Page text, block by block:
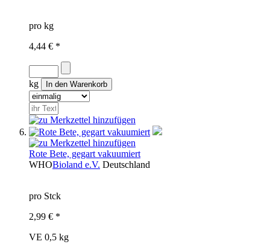
pro kg
4,44 € *
kg
Rote Bete, gegart vakuumiert
WHOBioland e.V. Deutschland
pro Stck
2,99 € *
VE 0,5 kg